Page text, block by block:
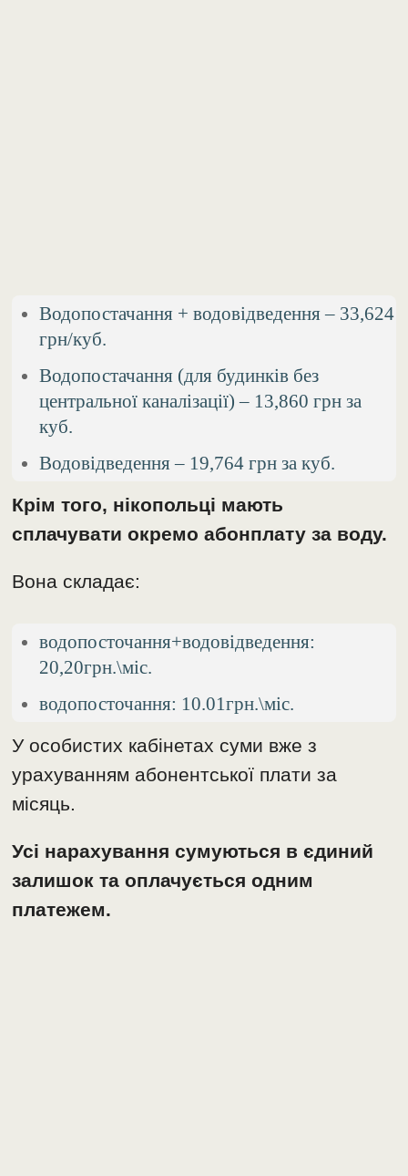
Водопостачання + водовідведення – 33,624
грн/куб.
Водопостачання (для будинків без
центральної каналізації) – 13,860 грн за
куб.
Водовідведення – 19,764 грн за куб.
Крім того, нікопольці мають
сплачувати окремо абонплату за воду.
Вона складає:
водопосточання+водовідведення:
20,20грн.\міс.
водопосточання: 10.01грн.\міс.
У особистих кабінетах суми вже з
урахуванням абонентської плати за
місяць.
Усі нарахування сумуються в єдиний
залишок та оплачується одним
платежем.